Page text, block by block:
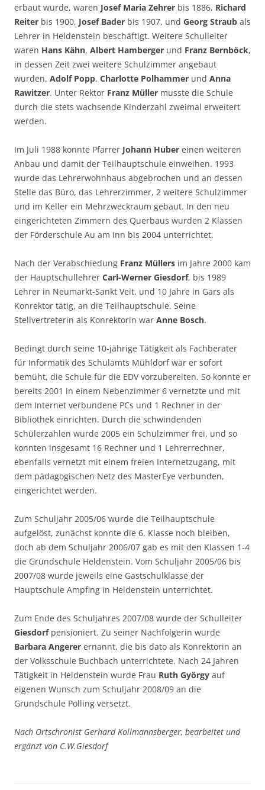
erbaut wurde, waren Josef Maria Zehrer bis 1886, Richard
Reiter bis 1900, Josef Bader bis 1907, und Georg Straub als
Lehrer in Heldenstein beschäftigt. Weitere Schulleiter
waren Hans Kähn, Albert Hamberger und Franz Bernböck,
in dessen Zeit zwei weitere Schulzimmer angebaut
wurden, Adolf Popp, Charlotte Polhammer und Anna
Rawitzer. Unter Rektor Franz Müller musste die Schule
durch die stets wachsende Kinderzahl zweimal erweitert
werden.
Im Juli 1988 konnte Pfarrer Johann Huber einen weiteren
Anbau und damit der Teilhauptschule einweihen. 1993
wurde das Lehrerwohnhaus abgebrochen und an dessen
Stelle das Büro, das Lehrerzimmer, 2 weitere Schulzimmer
und im Keller ein Mehrzweckraum gebaut. In den neu
eingerichteten Zimmern des Querbaus wurden 2 Klassen
der Förderschule Au am Inn bis 2004 unterrichtet.
Nach der Verabschiedung Franz Müllers im Jahre 2000 kam
der Hauptschullehrer Carl-Werner Giesdorf, bis 1989
Lehrer in Neumarkt-Sankt Veit, und 10 Jahre in Gars als
Konrektor tätig, an die Teilhauptschule. Seine
Stellvertreterin als Konrektorin war Anne Bosch.
Bedingt durch seine 10-jährige Tätigkeit als Fachberater
für Informatik des Schulamts Mühldorf war er sofort
bemüht, die Schule für die EDV vorzubereiten. So konnte er
bereits 2001 in einem Nebenzimmer 6 vernetzte und mit
dem Internet verbundene PCs und 1 Rechner in der
Bibliothek einrichten. Durch die schwindenden
Schülerzahlen wurde 2005 ein Schulzimmer frei, und so
konnten insgesamt 16 Rechner und 1 Lehrerrechner,
ebenfalls vernetzt mit einem freien Internetzugang, mit
dem pädagogischen Netz des MasterEye verbunden,
eingerichtet werden.
Zum Schuljahr 2005/06 wurde die Teilhauptschule
aufgelöst, zunächst konnte die 6. Klasse noch bleiben,
doch ab dem Schuljahr 2006/07 gab es mit den Klassen 1-4
die Grundschule Heldenstein. Vom Schuljahr 2005/06 bis
2007/08 wurde jeweils eine Gastschulklasse der
Hauptschule Ampfing in Heldenstein unterrichtet.
Zum Ende des Schuljahres 2007/08 wurde der Schulleiter
Giesdorfpensioniert. Zu seiner Nachfolgerin wurde
Barbara Angerer ernannt, die bis dato als Konrektorin an
der Volksschule Buchbach unterrichtete. Nach 24 Jahren
Tätigkeit in Heldenstein wurde Frau Ruth György auf
eigenen Wunsch zum Schuljahr 2008/09 an die
Grundschule Polling versetzt.
Nach Ortschronist Gerhard Kollmannsberger, bearbeitet und
ergänzt von C.W.Giesdorf